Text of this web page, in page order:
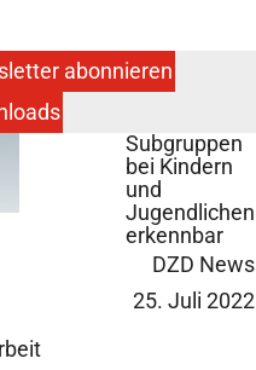
Subgruppen
bei Kindern
und
Jugendlichen
erkennbar
DZD News
25. Juli 2022
abonnieren